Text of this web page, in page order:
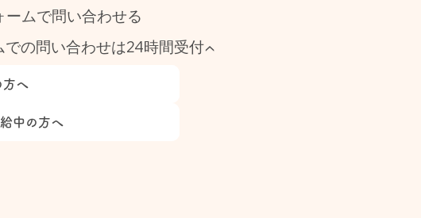
ームで問い合わせる
の問い合わせは24時間受付▲
へ
中の方へ